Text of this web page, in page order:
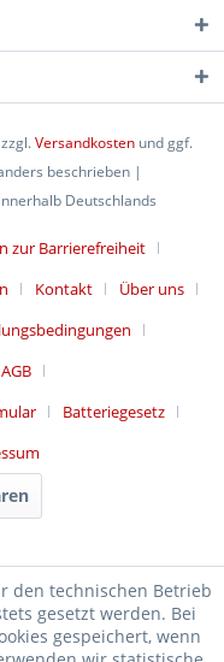
Versandkosten und ggf.
beschrieben |
Deutschlands
zur Barrierefreiheit
Kontakt
Über uns
AGB
Batteriegesetz
den technischen Betrieb
gesetzt werden. Bei
gespeichert, wenn